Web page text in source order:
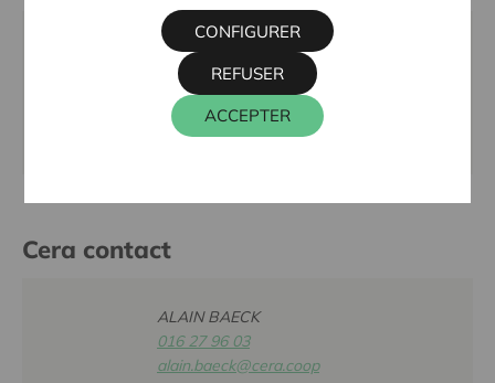
VZW IGNATIUS SCHOLEN IN BEWEGING,
URSULINESTRAAT 4, 1850 GRIMBERGEN
02 269 89 35
www.ignatiusscholeninbeweging.be
Cera contact
ALAIN BAECK
016 27 96 03
alain.baeck@cera.coop
ACCEPTER
REFUSER
CONFIGURER